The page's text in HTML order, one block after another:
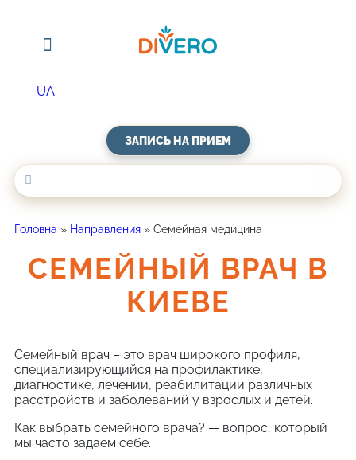
UA
ЗАПИСЬ НА ПРИЕМ
Головна » Направления » Семейная медицина
СЕМЕЙНЫЙ ВРАЧ В
КИЕВЕ
Семейный врач – это врач широкого профиля,
специализирующийся на профилактике,
диагностике, лечении, реабилитации различных
расстройств и заболеваний у взрослых и детей.
Как выбрать семейного врача? — вопрос, который
мы часто задаем себе.